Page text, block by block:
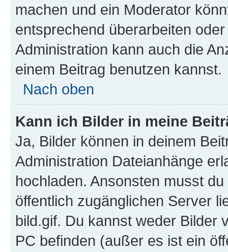
machen und ein Moderator
entsprechend überarbeiten
Administration kann auch die
einem Beitrag benutzen kannst.
Nach oben
Kann ich Bilder in meine
Ja, Bilder können in deinem
Administration Dateianhänge
hochladen. Ansonsten musst
öffentlich zugänglichen Server
bild.gif. Du kannst weder Bilder
PC befinden (außer es ist ein